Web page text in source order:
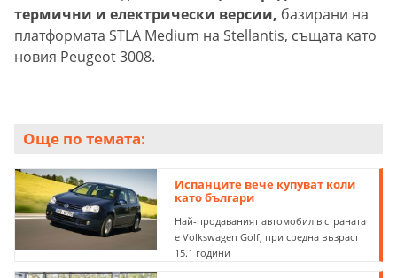
термични и електрически версии, базирани на
платформата STLA Medium на Stellantis, същата като
новия Peugeot 3008.
Още по темата:
Испанците вече купуват коли
като българи
Най-продаваният автомобил в страната
е Volkswagen Golf, при средна възраст
15.1 години